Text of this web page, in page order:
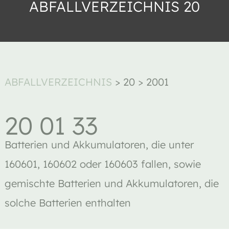
ABFALLVERZEICHNIS 20
ABFALLVERZEICHNIS > 20> 2001
20 01 33
Batterien und Akkumulatoren, die unter
160601, 160602 oder 160603 fallen, sowie
gemischte Batterien und Akkumulatoren, die
solche Batterien enthalten